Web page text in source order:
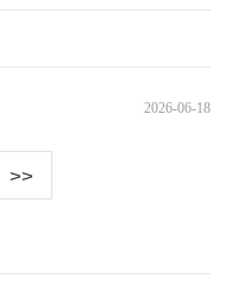
2026-06-18
>>